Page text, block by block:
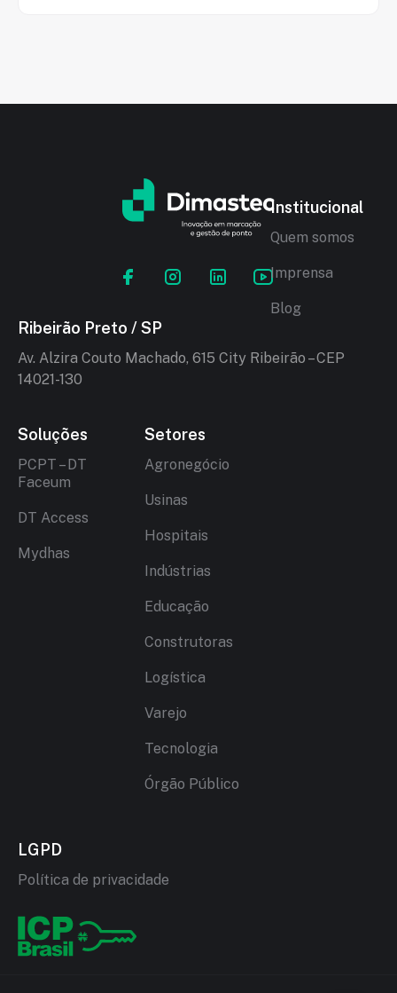
Ribeirão Preto / SP
Av. Alzira Couto Machado, 615 City Ribeirão – CEP
14021-130
Soluções
PCPT – DT
Faceum
DT Access
Mydhas
Setores
Agronegócio
Usinas
Hospitais
Indústrias
Educação
Construtoras
Logística
Varejo
Tecnologia
Órgão Público
Institucional
Quem somos
Imprensa
Blog
LGPD
Política de privacidade